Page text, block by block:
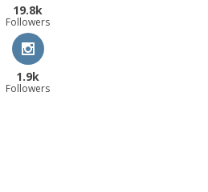
19.8k
Followers
1.9k
Followers